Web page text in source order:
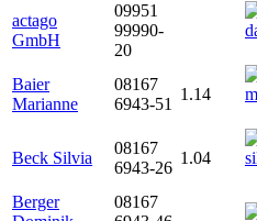
actago
GmbH
09951
99990-
20
Baier
Marianne
08167
6943-51
1.14
Beck Silvia
08167
6943-26
1.04
Berger
08167